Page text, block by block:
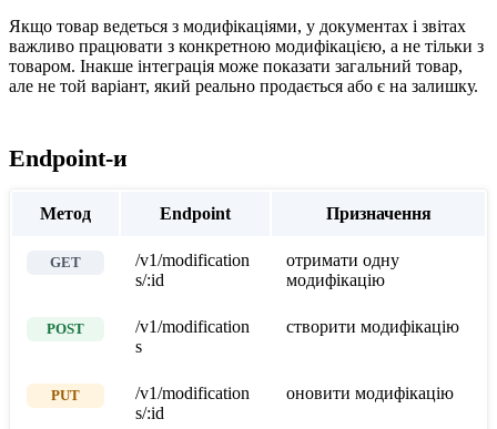
Якщо товар ведеться з модифікаціями, у документах і звітах
важливо працювати з конкретною модифікацією, а не тільки з
товаром. Інакше інтеграція може показати загальний товар,
але не той варіант, який реально продається або є на залишку.
Endpoint-и
Метод Endpoint Призначення
GET
/v1/modification
s/:id
отримати одну
модифікацію
POST
/v1/modification
s
створити модифікацію
PUT
/v1/modification
s/:id
оновити модифікацію